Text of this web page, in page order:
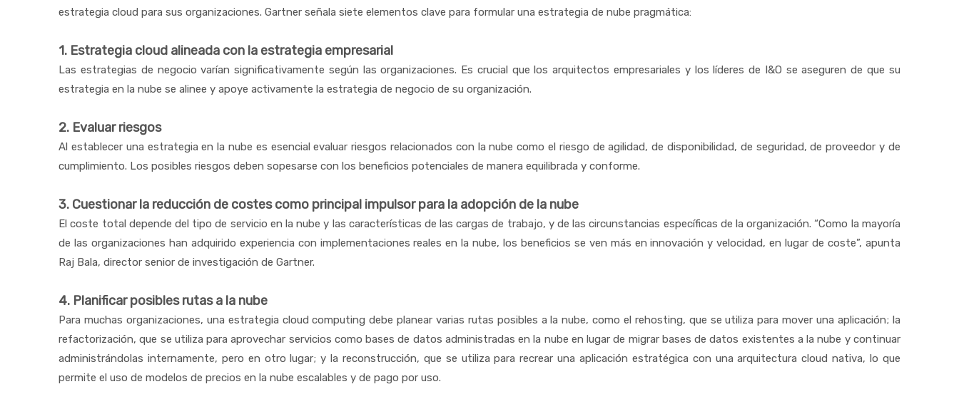
estrategia cloud para sus organizaciones. Gartner señala siete elementos clave para formular una estrategia de nube pragmática:
1. Estrategia cloud alineada con la estrategia empresarial
Las estrategias de negocio varían significativamente según las organizaciones. Es crucial que los arquitectos empresariales y los líderes de I&O se aseguren de que su
estrategia en la nube se alinee y apoye activamente la estrategia de negocio de su organización.
2. Evaluar riesgos
Al establecer una estrategia en la nube es esencial evaluar riesgos relacionados con la nube como el riesgo de agilidad, de disponibilidad, de seguridad, de proveedor y de
cumplimiento. Los posibles riesgos deben sopesarse con los beneficios potenciales de manera equilibrada y conforme.
3. Cuestionar la reducción de costes como principal impulsor para la adopción de la nube
El coste total depende del tipo de servicio en la nube y las características de las cargas de trabajo, y de las circunstancias específicas de la organización. “Como la mayoría
de las organizaciones han adquirido experiencia con implementaciones reales en la nube, los beneficios se ven más en innovación y velocidad, en lugar de coste”, apunta
Raj Bala, director senior de investigación de Gartner.
4. Planificar posibles rutas a la nube
Para muchas organizaciones, una estrategia cloud computing debe planear varias rutas posibles a la nube, como el rehosting, que se utiliza para mover una aplicación; la
refactorización, que se utiliza para aprovechar servicios como bases de datos administradas en la nube en lugar de migrar bases de datos existentes a la nube y continuar
administrándolas internamente, pero en otro lugar; y la reconstrucción, que se utiliza para recrear una aplicación estratégica con una arquitectura cloud nativa, lo que
permite el uso de modelos de precios en la nube escalables y de pago por uso.